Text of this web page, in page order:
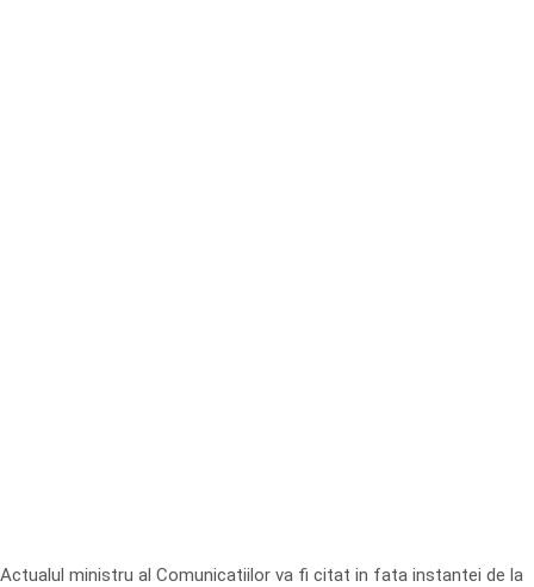
Actualul ministru al Comunicatiilor va fi citat in fata instantei de la